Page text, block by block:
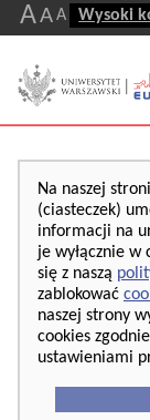
AA A Wysoki
Na naszej
(ciasteczek)
informacji na
je wyłącznie w
się z naszą
zablokować
naszej strony
cookies
ustawieniami